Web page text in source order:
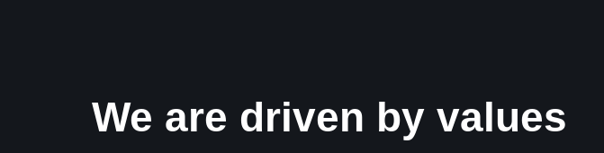
We are driven by values